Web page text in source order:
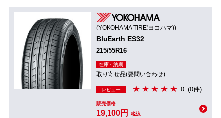
(YOKOHAMA TIRE(ヨコハマ))
BluEarth ES32
215/55R16
在庫・納期
取り寄せ品(要問い合わせ)
レビュー 0 (0件)
販売価格
19,100円 税込